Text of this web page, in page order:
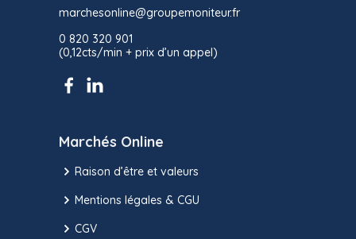
marchesonline@groupemoniteur.fr
0 820 320 901
(0,12cts/min + prix d’un appel)
Marchés Online
Raison d’être et valeurs
Mentions légales & CGU
CGV